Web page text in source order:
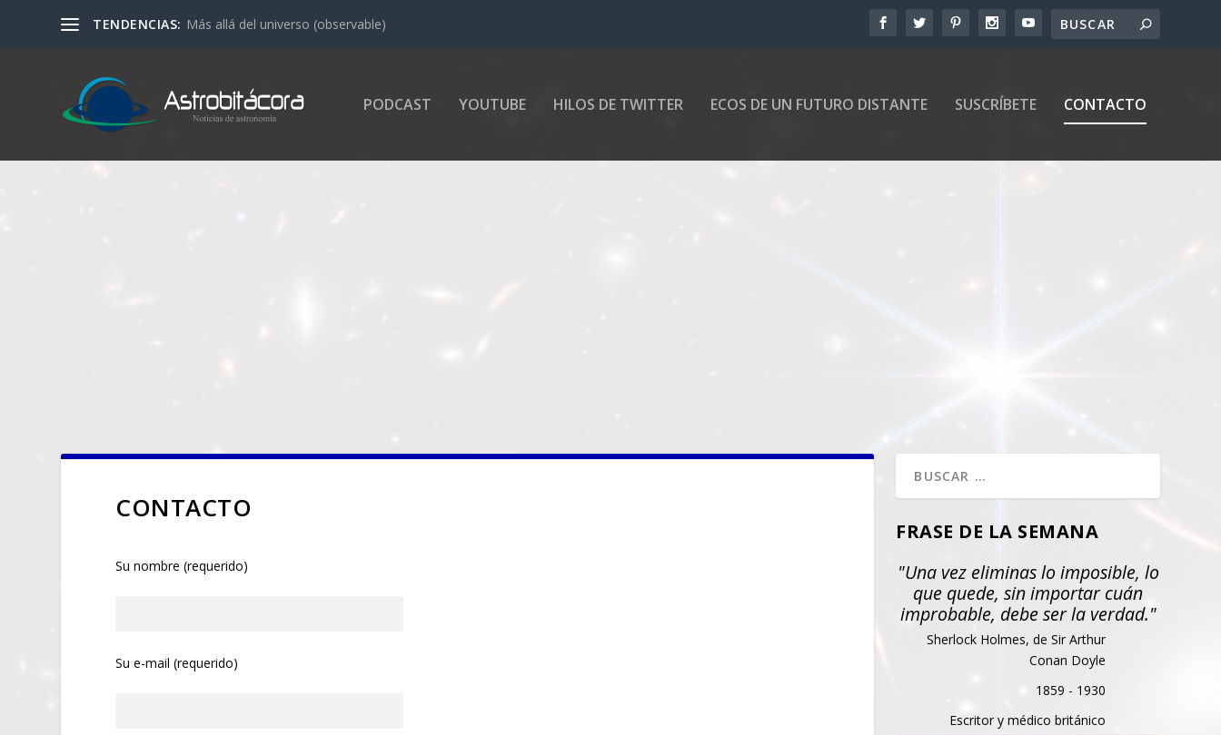
TENDENCIAS: Más allá del universo (observable)
PODCAST YOUTUBE HILOS DE TWITTER ECOS DE UN FUTURO DISTANTE SUSCRÍBETE CONTACTO
CONTACTO
Su nombre (requerido)
Su e-mail (requerido)
FRASE DE LA SEMANA
"Una vez eliminas lo imposible, lo
que quede, sin importar cuán
improbable, debe ser la verdad."
Sherlock Holmes, de Sir Arthur
Conan Doyle
1859 - 1930
Escritor y médico británico